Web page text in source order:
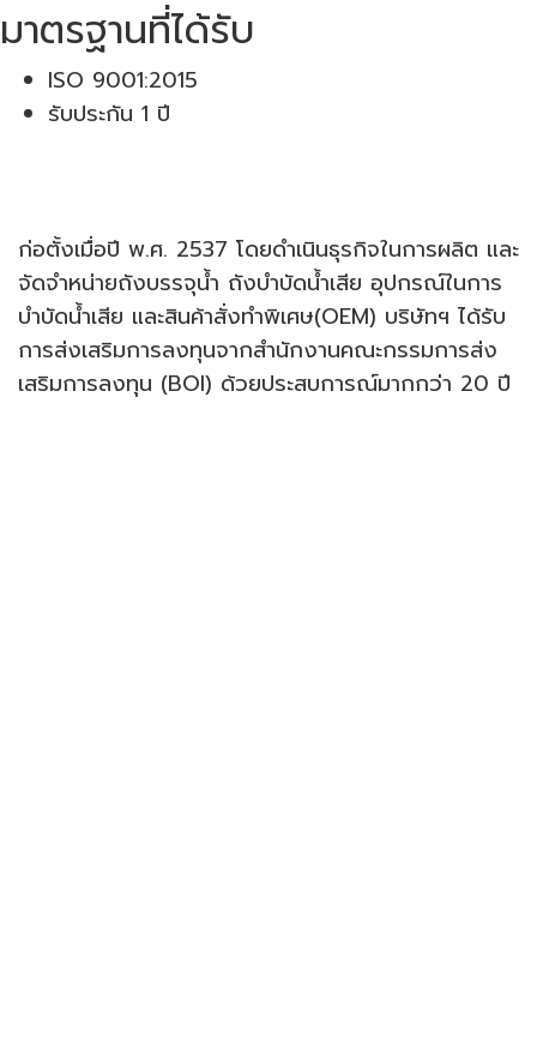
มาตรฐานที่ได้รับ
ISO 9001:2015
รับประกัน 1 ปี
ก่อตั้งเมื่อปี พ.ศ. 2537 โดยดำเนินธุรกิจในการผลิต และ
จัดจำหน่ายถังบรรจุน้ำ ถังบำบัดน้ำเสีย อุปกรณ์ในการ
บำบัดน้ำเสีย และสินค้าสั่งทำพิเศษ(OEM) บริษัทฯ ได้รับ
การส่งเสริมการลงทุนจากสำนักงานคณะกรรมการส่ง
เสริมการลงทุน (BOI) ด้วยประสบการณ์มากกว่า 20 ปี